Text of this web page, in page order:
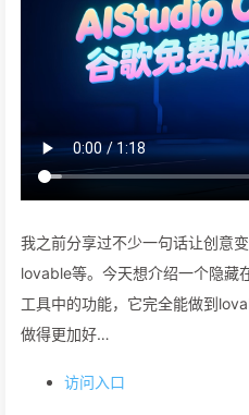
我之前分享过不少一句话让创意
lovable等。今天想介绍一个隐藏
工具中的功能，它完全能做到
做得更加好…
访问入口